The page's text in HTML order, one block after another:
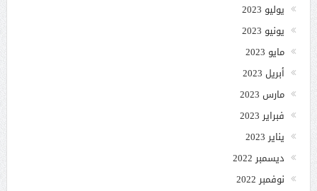
يوليو 2023
يونيو 2023
مايو 2023
أبريل 2023
مارس 2023
فبراير 2023
يناير 2023
ديسمبر 2022
نوفمبر 2022